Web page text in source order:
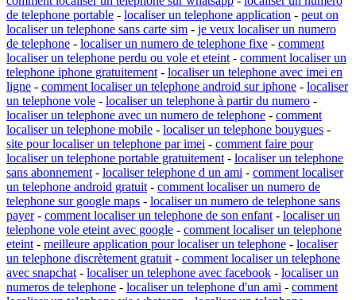
de telephone portable - localiser un telephone application - peut on
localiser un telephone sans carte sim - je veux localiser un numero
de telephone - localiser un numero de telephone fixe - comment
localiser un telephone perdu ou vole et eteint - comment localiser un
telephone iphone gratuitement - localiser un telephone avec imei en
ligne - comment localiser un telephone android sur iphone - localiser
un telephone vole - localiser un telephone à partir du numero -
localiser un telephone avec un numero de telephone - comment
localiser un telephone mobile - localiser un telephone bouygues -
site pour localiser un telephone par imei - comment faire pour
localiser un telephone portable gratuitement - localiser un telephone
sans abonnement - localiser telephone d un ami - comment localiser
un telephone android gratuit - comment localiser un numero de
telephone sur google maps - localiser un numero de telephone sans
payer- comment localiser un telephone de son enfant - localiser un
telephone vole eteint avec google - comment localiser un telephone
eteint - meilleure application pour localiser un telephone - localiser
un telephone discrètement gratuit - comment localiser un telephone
avec snapchat - localiser un telephone avec facebook - localiser un
numeros de telephone - localiser un telephone d'un ami - comment